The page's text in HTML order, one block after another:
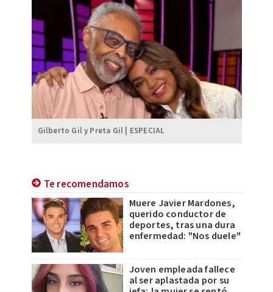
Gilberto Gil y Preta Gil | ESPECIAL
Te recomendamos
Muere Javier Mardones,
querido conductor de
deportes, tras una dura
enfermedad: "Nos duele"
Joven empleada fallece
al ser aplastada por su